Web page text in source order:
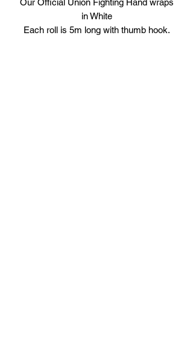
Our Official Union Fighting Hand wraps
in White
Each roll is 5m long with thumb hook.